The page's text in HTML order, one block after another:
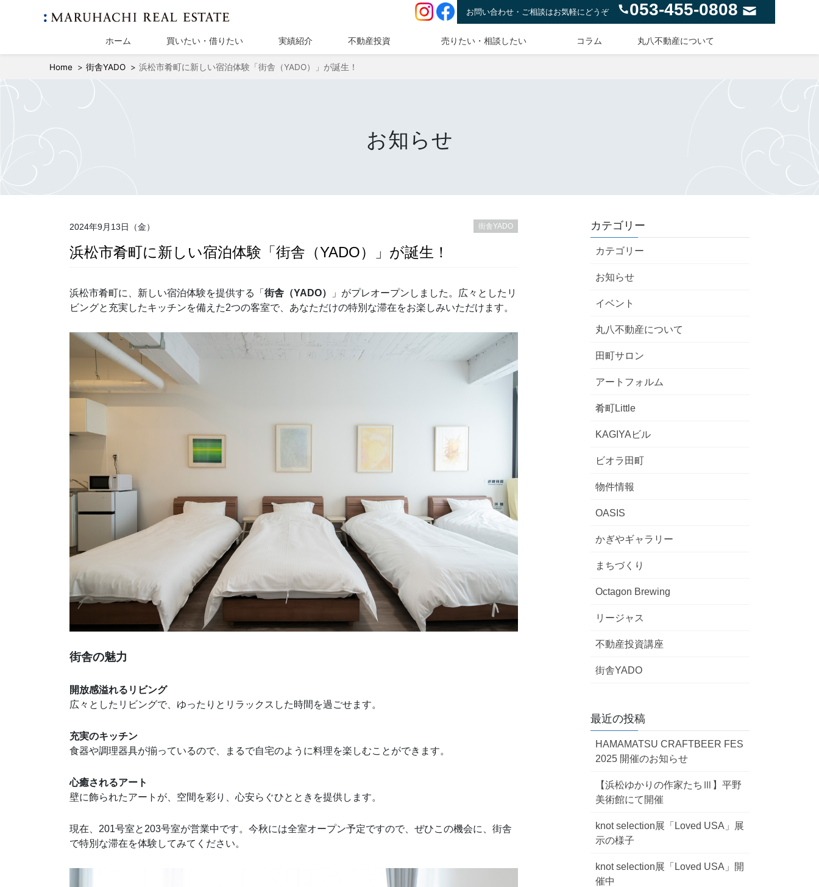
お問い合わせ・ご相談はお気軽にどうぞ 053-455-0808
ホーム 買いたい・借りたい 実績紹介 不動産投資 売りたい・相談したい コラム 丸八不動産について
Home 街舎YADO 浜松市肴町に新しい宿泊体験「街舎（YADO）」が誕生！
お知らせ
2024年9月13日（金） 街舎YADO
浜松市肴町に新しい宿泊体験「街舎（YADO）」が誕生！
浜松市肴町に、新しい宿泊体験を提供する「 街舎（YADO）
」がプレオープンしました。広々としたリ
ビングと充実したキッチンを備えた2つの客室で、あなただけの特別な滞在をお楽しみいただけます。
街舎の魅力
開放感溢れるリビング
広々としたリビングで、ゆったりとリラックスした時間を過ごせます。
充実のキッチン
食器や調理器具が揃っているので、まるで自宅のように料理を楽しむことができます。
心癒されるアート
壁に飾られたアートが、空間を彩り、心安らぐひとときを提供します。
現在、201号室と203号室が営業中です。今秋には全室オープン予定ですので、ぜひこの機会に、街舎
で特別な滞在を体験してみてください。
カテゴリー
カテゴリー
お知らせ
イベント
丸八不動産について
田町サロン
アートフォルム
肴町Little
KAGIYAビル
ビオラ田町
物件情報
OASIS
かぎやギャラリー
まちづくり
Octagon Brewing
リージャス
不動産投資講座
街舎YADO
最近の投稿
HAMAMATSU CRAFTBEER FES
2025 開催のお知らせ
【浜松ゆかりの作家たちⅢ】平野
美術館にて開催
knot selection展「Loved USA」展
示の様子
knot selection展「Loved USA」開
催中